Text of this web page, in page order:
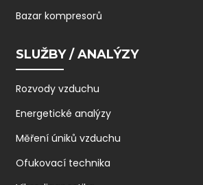
Bazar kompresorů
SLUŽBY / ANALÝZY
Rozvody vzduchu
Energetické analýzy
Měření úniků vzduchu
Ofukovací technika